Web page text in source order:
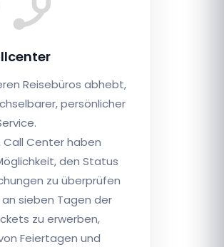
Reisebüros abhebt,
persönlicher
Call Center haben
den Status
zu überprüfen
sieben Tagen der
zu erwerben,
Feiertagen und